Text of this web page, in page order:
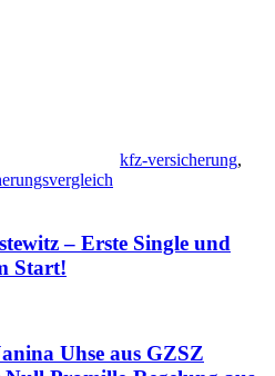
kfz-versicherung,
– Erste Single und
Start!
Uhse aus GZSZ